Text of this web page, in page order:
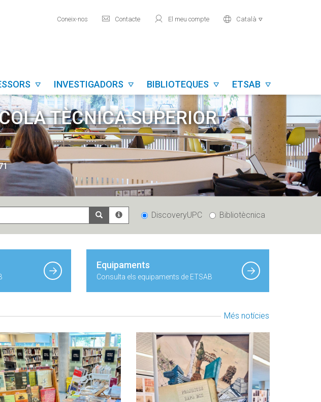
Coneix-nos mail Contacte user El meu compte world Català 
 INVESTIGADORS  BIBLIOTEQUES  ETSAB 
TÈCNICA SUPERIOR
DiscoveryUPC Bibliotècnica
Equipaments
Consulta els equipaments de ETSAB
Més notícies